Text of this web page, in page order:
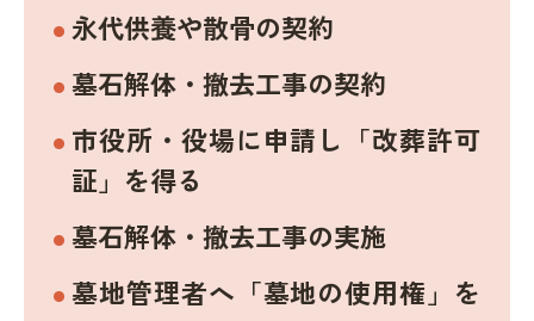
永代供養や散骨の契約
墓石解体・撤去工事の契約
市役所・役場に申請し「改葬許可
証」を得る
墓石解体・撤去工事の実施
墓地管理者へ「墓地の使用権」を